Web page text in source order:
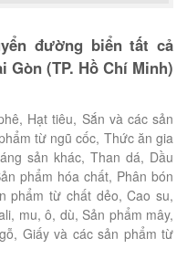
đường biển tất cả
Gòn (TP. Hồ Chí Minh)
Hạt tiêu, Sắn và các sản
từ ngũ cốc, Thức ăn gia
sản khác, Than dá, Dầu
phẩm hóa chất, Phân bón
phẩm từ chất dẻo, Cao su,
mu, ô, dù, Sản phẩm mây,
Giấy và các sản phẩm từ